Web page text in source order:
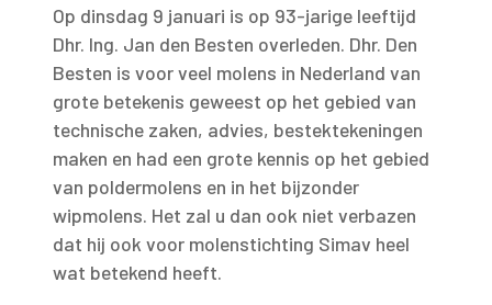
Op dinsdag 9 januari is op 93-jarige leeftijd
Dhr. Ing. Jan den Besten overleden. Dhr. Den
Besten is voor veel molens in Nederland van
grote betekenis geweest op het gebied van
technische zaken, advies, bestektekeningen
maken en had een grote kennis op het gebied
van poldermolens en in het bijzonder
wipmolens. Het zal u dan ook niet verbazen
dat hij ook voor molenstichting Simav heel
wat betekend heeft.